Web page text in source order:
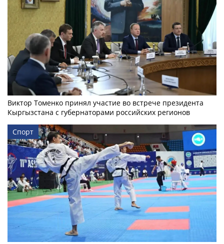
Виктор Томенко принял участие во встрече президента
Кыргызстана с губернаторами российских регионов
Спорт